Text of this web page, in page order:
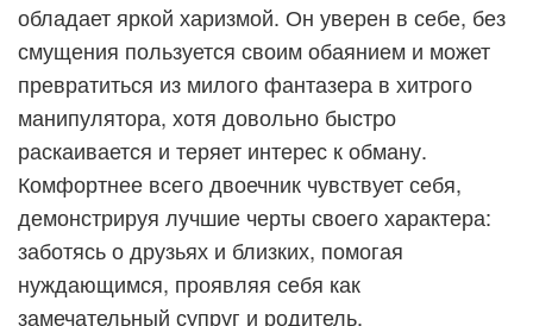
обладает яркой харизмой. Он уверен в себе, без
смущения пользуется своим обаянием и может
превратиться из милого фантазера в хитрого
манипулятора, хотя довольно быстро
раскаивается и теряет интерес к обману.
Комфортнее всего двоечник чувствует себя,
демонстрируя лучшие черты своего характера:
заботясь о друзьях и близких, помогая
нуждающимся, проявляя себя как
замечательный супруг и родитель.